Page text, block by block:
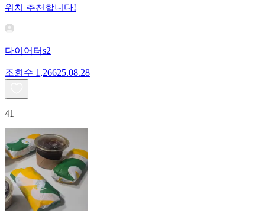
위치 추천합니다!
다이어터s2
조회수 1,26625.08.28
41